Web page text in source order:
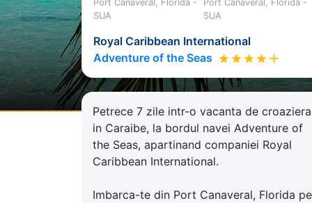
Port Canaveral, Florida -
SUA
Port Canaveral, Florida -
SUA
Royal Caribbean International
Adventure of the Seas
Petrece 7 zile intr-o vacanta de croaziera
in Caraibe, la bordul navei Adventure of
the Seas, apartinand companiei Royal
Caribbean International.
Imbarca-te din Port Canaveral, Florida pe